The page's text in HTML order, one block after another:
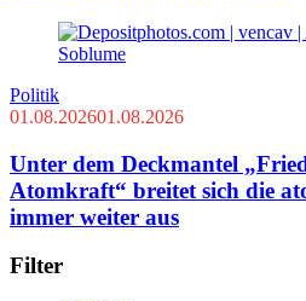
Politik
01.08.202601.08.2026
Unter dem Deckmantel
Atomkraft“ breitet sich die
immer weiter aus
Filter